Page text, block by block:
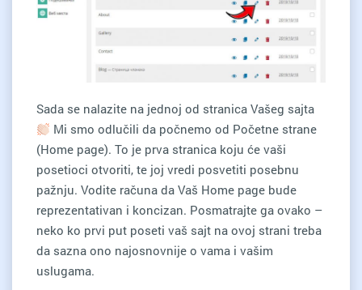
Sada se nalazite na jednoj od stranica Vašeg sajta
Mi smo odlučili da počnemo od Početne strane
(Home page). To je prva stranica koju će vaši
posetioci otvoriti, te joj vredi posvetiti posebnu
pažnju. Vodite računa da Vaš Home page bude
reprezentativan i koncizan. Posmatrajte ga ovako –
neko ko prvi put poseti vaš sajt na ovoj strani treba
da sazna ono najosnovnije o vama i vašim
uslugama.